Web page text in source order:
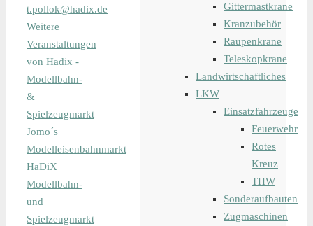
t.pollok@hadix.de
Weitere
Veranstaltungen
von Hadix -
Modellbahn-
&
Spielzeugmarkt
Jomo´s
Modelleisenbahnmarkt
HaDiX
Modellbahn-
und
Spielzeugmarkt
Gittermastkrane
Kranzubehör
Raupenkrane
Teleskopkrane
Landwirtschaftliches
LKW
Einsatzfahrzeuge
Feuerwehr
Rotes
Kreuz
THW
Sonderaufbauten
Zugmaschinen